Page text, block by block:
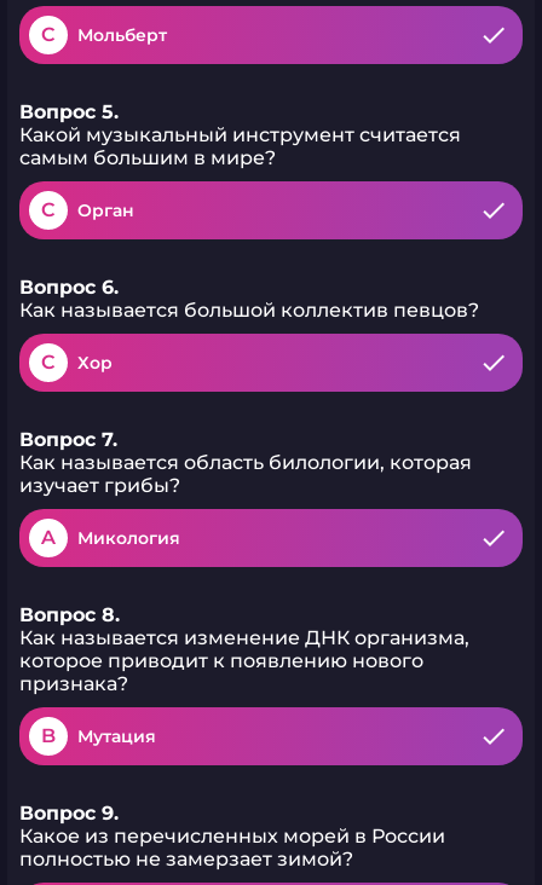
C Мольберт
Вопрос 5.
Какой музыкальный инструмент считается
самым большим в мире?
C Орган
Вопрос 6.
Как называется большой коллектив певцов?
C Хор
Вопрос 7.
Как называется область билологии, которая
изучает грибы?
A Микология
Вопрос 8.
Как называется изменение ДНК организма,
которое приводит к появлению нового
признака?
B Мутация
Вопрос 9.
Какое из перечисленных морей в России
полностью не замерзает зимой?